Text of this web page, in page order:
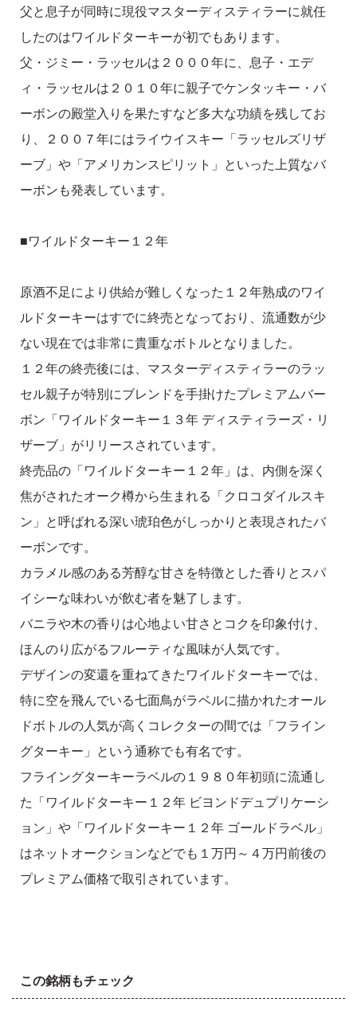
父と息子が同時に現役マスターディスティラーに就任
したのはワイルドターキーが初でもあります。
父・ジミー・ラッセルは２０００年に、息子・エデ
ィ・ラッセルは２０１０年に親子でケンタッキー・バ
ーボンの殿堂入りを果たすなど多大な功績を残してお
り、２００７年にはライウイスキー「ラッセルズリザ
ーブ」や「アメリカンスピリット」といった上質なバ
ーボンも発表しています。
■ワイルドターキー１２年
原酒不足により供給が難しくなった１２年熟成のワイ
ルドターキーはすでに終売となっており、流通数が少
ない現在では非常に貴重なボトルとなりました。
１２年の終売後には、マスターディスティラーのラッ
セル親子が特別にブレンドを手掛けたプレミアムバー
ボン「ワイルドターキー１３年 ディスティラーズ・リ
ザーブ」がリリースされています。
終売品の「ワイルドターキー１２年」は、内側を深く
焦がされたオーク樽から生まれる「クロコダイルスキ
ン」と呼ばれる深い琥珀色がしっかりと表現されたバ
ーボンです。
カラメル感のある芳醇な甘さを特徴とした香りとスパ
イシーな味わいが飲む者を魅了します。
バニラや木の香りは心地よい甘さとコクを印象付け、
ほんのり広がるフルーティな風味が人気です。
デザインの変還を重ねてきたワイルドターキーでは、
特に空を飛んでいる七面鳥がラベルに描かれたオール
ドボトルの人気が高くコレクターの間では「フライン
グターキー」という通称でも有名です。
フライングターキーラベルの１９８０年初頭に流通し
た「ワイルドターキー１２年 ビヨンドデュプリケーシ
ョン」や「ワイルドターキー１２年 ゴールドラベル」
はネットオークションなどでも１万円～４万円前後の
プレミアム価格で取引されています。
この銘柄もチェック